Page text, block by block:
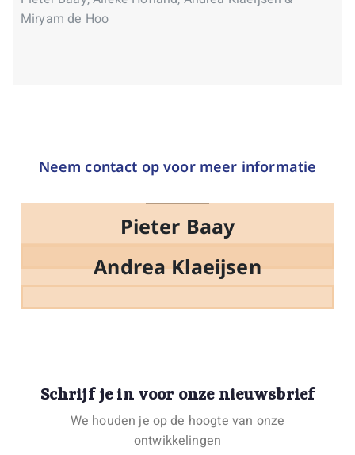
Miryam de Hoo
Neem contact op voor meer informatie
Pieter Baay
Andrea Klaeijsen
Schrijf je in voor onze nieuwsbrief
We houden je op de hoogte van onze
ontwikkelingen